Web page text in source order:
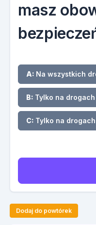
masz
A: Na wszystkich
B: Tylko na
C: Tylko na
Dodaj do powtórek